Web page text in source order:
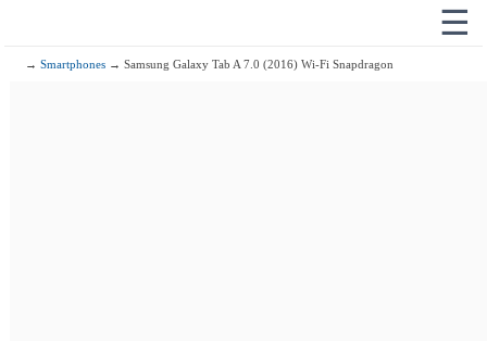
☰
→Smartphones → Samsung Galaxy Tab A 7.0 (2016) Wi-Fi Snapdragon